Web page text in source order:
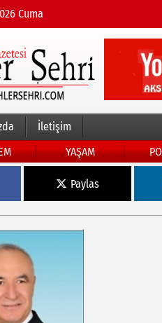
Cuma
İletişim
YAŞAM
Paylas